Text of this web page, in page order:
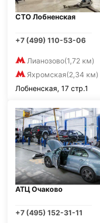
СТО Лобненская
+7 (499) 110-53-06
Лианозово(1,72 км)
Яхромская(2,34 км)
Лобненская, 17 стр.1
АТЦ Очаково
+7 (495) 152-31-11